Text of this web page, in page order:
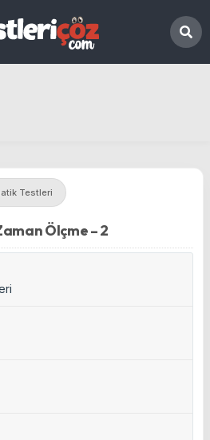
Testleri
Ölçme – 2